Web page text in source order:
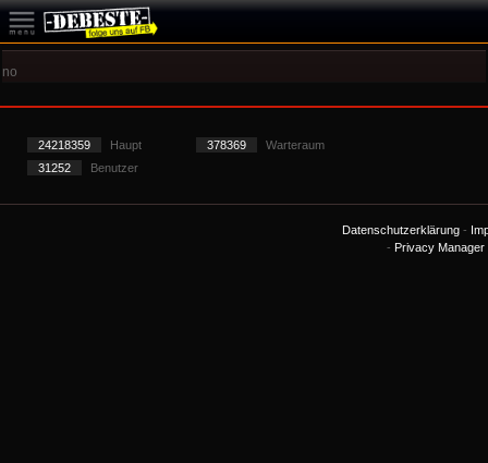
no
24218359 Haupt 378369
Warteraum
31252
Benutzer
Datenschutzerklärung-
- Privacy Manager